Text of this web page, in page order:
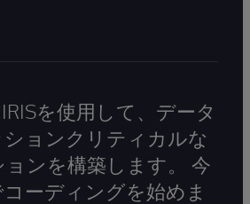
を使用して、データ
ョンクリティカルな
ンを構築します。 今
ーディングを始めま